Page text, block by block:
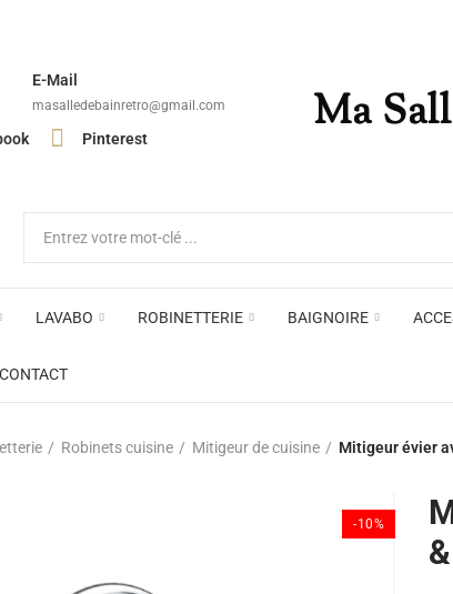
E-Mail
masalledebainretro@gmail.com
Pinterest Ma
LAVABO ROBINETTERIE BAIGNOIRE
Plafonniers , spots
Voir toute la
CONTACT
Appliques murales
Robinets cuisine Mitigeur de cuisine Mitigeur évier
-10%